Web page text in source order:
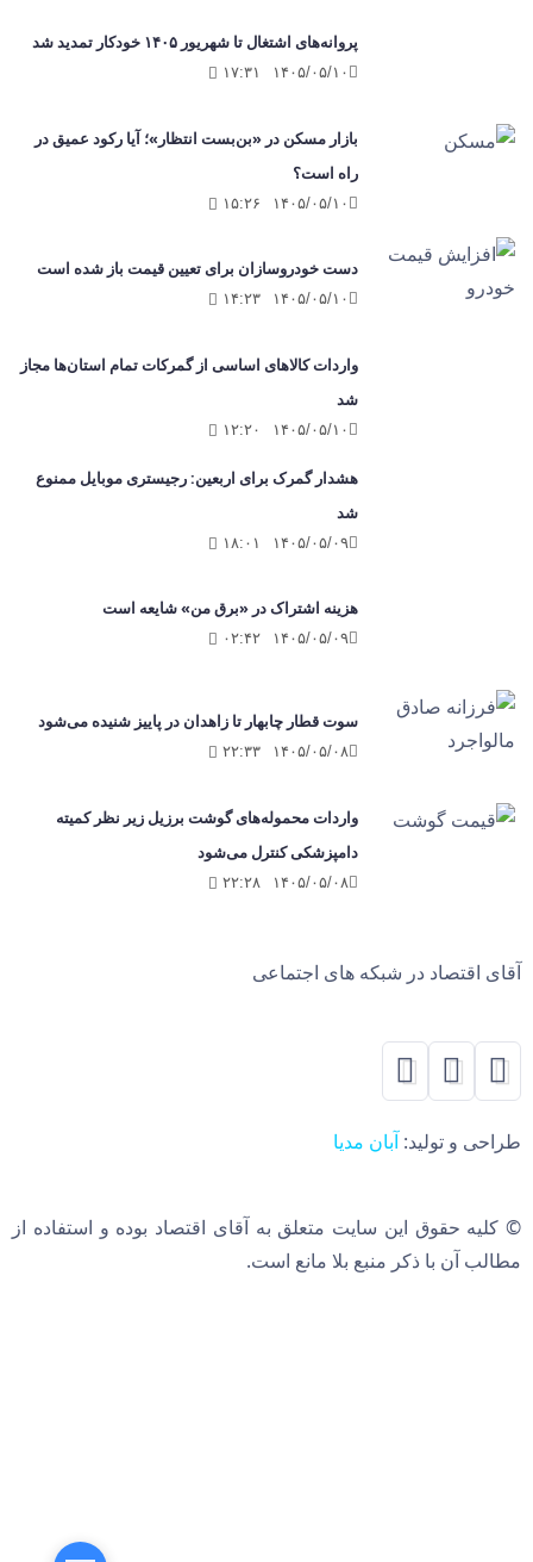
پروانه‌های اشتغال تا شهریور ۱۴۰۵ خودکار تمدید شد
۱۴۰۵/۰۵/۱۰ ۱۷:۳۱
بازار مسکن در «بن‌بست انتظار»؛ آیا رکود عمیق در
راه است؟
۱۴۰۵/۰۵/۱۰ ۱۵:۲۶
دست خودروسازان برای تعیین قیمت باز شده است
۱۴۰۵/۰۵/۱۰ ۱۴:۲۳
واردات کالاهای اساسی از گمرکات تمام استان‌ها مجاز
شد
۱۴۰۵/۰۵/۱۰ ۱۲:۲۰
هشدار گمرک برای اربعین: رجیستری موبایل ممنوع
شد
۱۴۰۵/۰۵/۰۹ ۱۸:۰۱
هزینه اشتراک در «برق من» شایعه است
۱۴۰۵/۰۵/۰۹ ۰۲:۴۲
سوت قطار چابهار تا زاهدان در پاییز شنیده می‌شود
۱۴۰۵/۰۵/۰۸ ۲۲:۳۳
واردات محموله‌های گوشت برزیل زیر نظر کمیته
دامپزشکی کنترل می‌شود
۱۴۰۵/۰۵/۰۸ ۲۲:۲۸
آقای اقتصاد در شبکه های اجتماعی
طراحی و تولید: آبان مدیا
© کلیه حقوق این سایت متعلق به آقای اقتصاد بوده و استفاده از
مطالب آن با ذکر منبع بلا مانع است.